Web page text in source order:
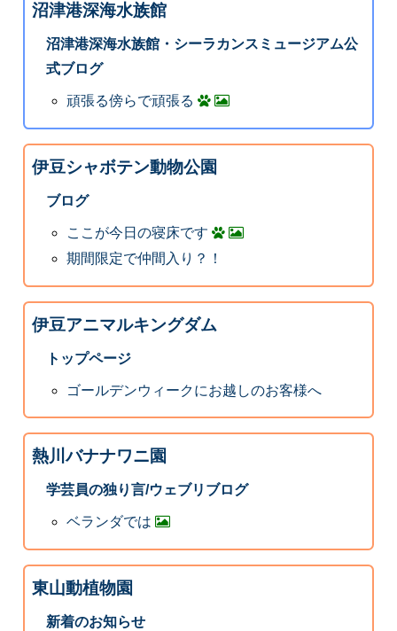
沼津港深海水族館
沼津港深海水族館・シーラカンスミュージアム公
式ブログ
頑張る傍らで頑張る
伊豆シャボテン動物公園
ブログ
ここが今日の寝床です
期間限定で仲間入り？！
伊豆アニマルキングダム
トップページ
ゴールデンウィークにお越しのお客様へ
熱川バナナワニ園
学芸員の独り言/ウェブリブログ
ベランダでは
東山動植物園
新着のお知らせ